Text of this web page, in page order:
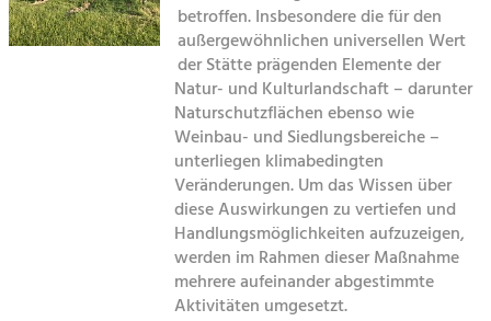
Landscape.
Offer Development and Positioning
Art & Culture
Crafts, Science and Research.
Social Affairs, Education
betroffen. Insbesondere die für den
außergewöhnlichen universellen Wert
der Stätte prägenden Elemente der
Natur- und Kulturlandschaft – darunter
Naturschutzflächen ebenso wie
Weinbau- und Siedlungsbereiche –
unterliegen klimabedingten
Veränderungen. Um das Wissen über
diese Auswirkungen zu vertiefen und
Handlungsmöglichkeiten aufzuzeigen,
werden im Rahmen dieser Maßnahme
mehrere aufeinander abgestimmte
Aktivitäten umgesetzt.